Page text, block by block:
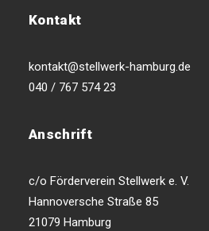
Kontakt
kontakt@stellwerk-hamburg.de
040 / 767 574 23
Anschrift
c/o Förderverein Stellwerk e. V.
Hannoversche Straße 85
21079 Hamburg